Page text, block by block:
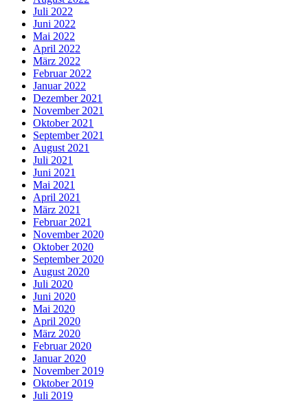
Juli 2022
Juni 2022
Mai 2022
April 2022
März 2022
Februar 2022
Januar 2022
Dezember 2021
November 2021
Oktober 2021
September 2021
August 2021
Juli 2021
Juni 2021
Mai 2021
April 2021
März 2021
Februar 2021
November 2020
Oktober 2020
September 2020
August 2020
Juli 2020
Juni 2020
Mai 2020
April 2020
März 2020
Februar 2020
Januar 2020
November 2019
Oktober 2019
Juli 2019